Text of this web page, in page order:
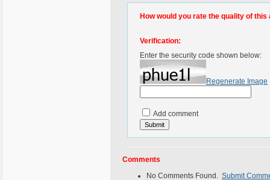
How would you rate the quality of this
Verification:
Enter the security code shown below:
Regenerate Image
Add comment
Comments
No Comments Found. Submit